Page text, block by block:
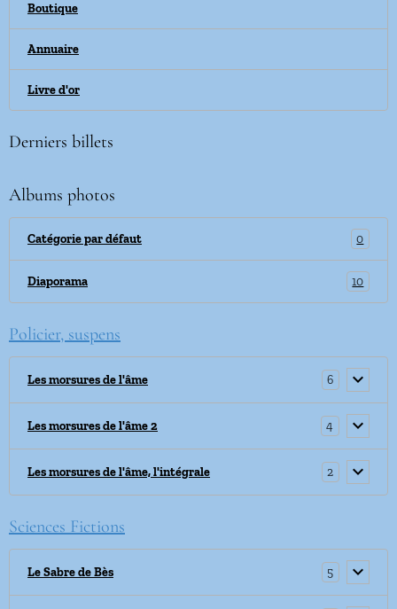
Boutique
Annuaire
Livre d'or
Derniers billets
Albums photos
Catégorie par défaut 0
Diaporama 10
Policier, suspens
Les morsures de l'âme 6
Les morsures de l'âme 2 4
Les morsures de l'âme, l'intégrale 2
Sciences Fictions
Le Sabre de Bès 5